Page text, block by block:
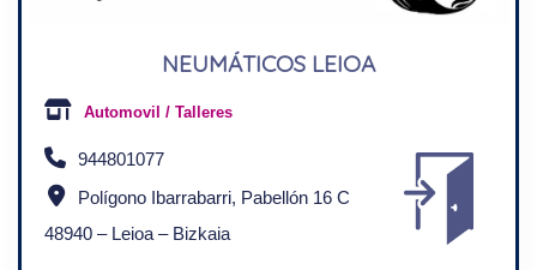
NEUMÁTICOS LEIOA
Automovil / Talleres
944801077
Polígono Ibarrabarri, Pabellón 16 C
48940 – Leioa – Bizkaia